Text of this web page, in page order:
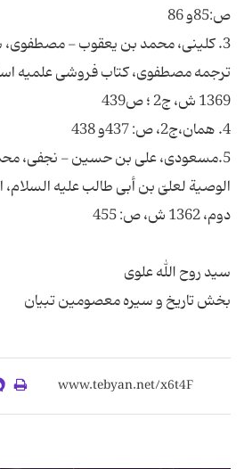
3. كلینى، محمد بن یعقوب - مصطفوى،
ترجمه مصطفوى، كتاب فروشى علمیه
5.مسعودى، على بن حسین - نجفى،
الوصیة لعلیّ بن أبی طالب علیه
بخش تاریخ و سیره معصومین تبیان